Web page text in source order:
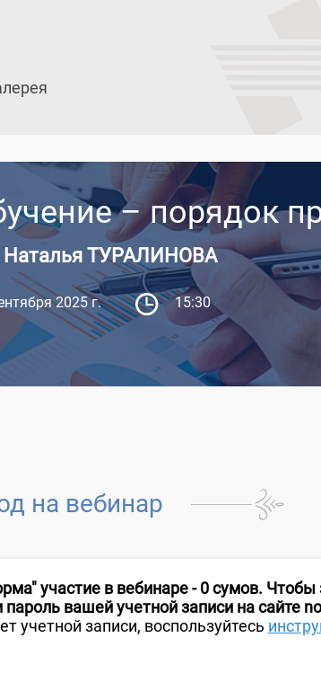
– порядок
Наталья ТУРАЛИНОВА
2025 г. 15:30
на вебинар
участие в вебинаре - 0 сумов. Чтобы
пароль вашей учетной записи на сайте
учетной записи, воспользуйтесь